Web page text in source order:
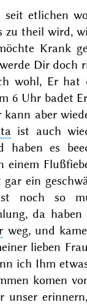
etlichen
zu theil wird,
Krank
werde Dir doch
wohl, Er hat
6 Uhr badet
kann aber
ist auch
haben es
einem
ein
noch so
da
weg, und
lieben Frau
ich Ihm
komen
unser